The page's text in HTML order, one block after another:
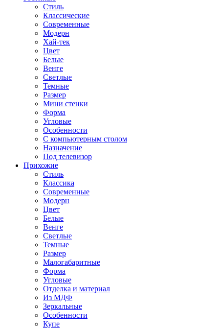
Стиль
Классические
Современные
Модерн
Хай-тек
Цвет
Белые
Венге
Светлые
Темные
Размер
Мини стенки
Форма
Угловые
Особенности
С компьютерным столом
Назначение
Под телевизор
Прихожие
Стиль
Классика
Современные
Модерн
Цвет
Белые
Венге
Светлые
Темные
Размер
Малогабаритные
Форма
Угловые
Отделка и материал
Из МДФ
Зеркальные
Особенности
Купе